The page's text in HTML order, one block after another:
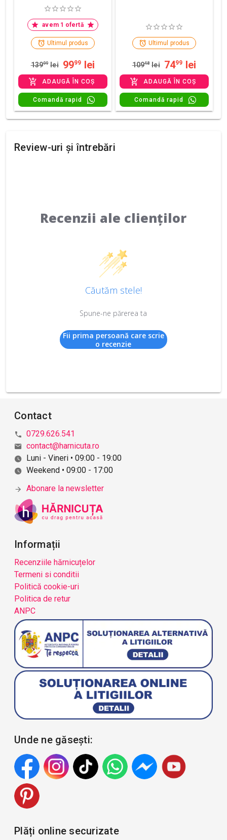
avem 1 ofertă
Ultimul produs
13999 lei 9999 lei
ADAUGĂ ÎN COȘ
Comandă rapid
Ultimul produs
10948 lei 7499 lei
ADAUGĂ ÎN COȘ
Comandă rapid
Review-uri și întrebări
Recenzii ale clienților
Căutăm stele!
Spune-ne părerea ta
Fii prima persoană care scrie
o recenzie
Contact
0729.626.541
contact@harnicuta.ro
Luni - Vineri • 09:00 - 19:00
Weekend • 09:00 - 17:00
Abonare la newsletter
Informații
Recenziile hărnicuțelor
Termeni si conditii
Politică cookie-uri
Politica de retur
ANPC
Unde ne găsești:
Plăți online securizate